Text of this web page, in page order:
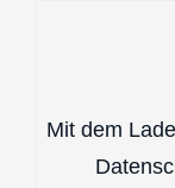
Mit dem